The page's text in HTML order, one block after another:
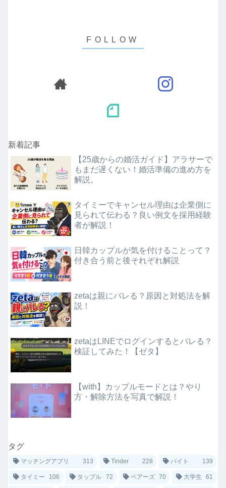
新着記事
【25歳からの婚活ガイド】アラサーで
もまだ遅くない！婚活準備の進め方を
解説。
タイミーでキャンセル理由は企業側に
見られて伝わる？良い例文を採用経験
者が解説！
日韓カップルが気を付けることって？
付き合う前と後それぞれ解説
zetaは親にバレる？原因と対処法を解
説！
zetaはLINEでログインするとバレる？
検証してみた！【ゼタ】
【with】カップルモードとは？やり
方・解除方法を写真で解説！
タグ
マッチングアプリ 313 Tinder 228 バイト 139
タイミー 106 タップル 72 ペアーズ 70 大学生 61